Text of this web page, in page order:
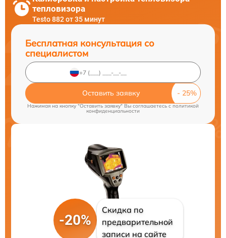
тепловизора
Testo 882 от 35 минут
Бесплатная консультация со
специалистом
Оставить заявку
Нажимая на кнопку "Оставить заявку" Вы соглашаетесь cполитикой
конфиденциальности
-20%
Скидка по
предварительной
записи на сайте